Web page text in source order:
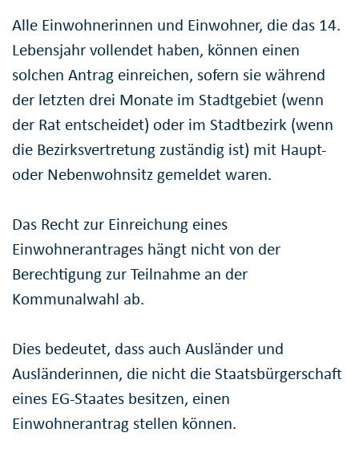
Alle Einwohnerinnen und Einwohner, die das 14.
Lebensjahr vollendet haben, können einen
solchen Antrag einreichen, sofern sie während
der letzten drei Monate im Stadtgebiet (wenn
der Rat entscheidet) oder im Stadtbezirk (wenn
die Bezirksvertretung zuständig ist) mit Haupt-
oder Nebenwohnsitz gemeldet waren.
Das Recht zur Einreichung eines
Einwohnerantrages hängt nicht von der
Berechtigung zur Teilnahme an der
Kommunalwahl ab.
Dies bedeutet, dass auch Ausländer und
Ausländerinnen, die nicht die Staatsbürgerschaft
eines EG-Staates besitzen, einen
Einwohnerantrag stellen können.